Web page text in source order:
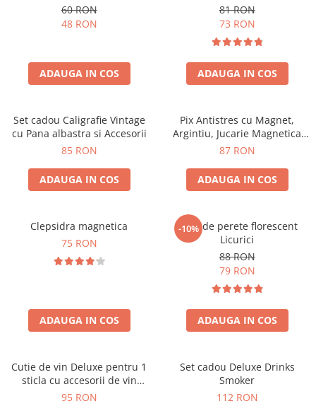
60 RON
48 RON
ADAUGA IN COS
81 RON
73 RON
ADAUGA IN COS
Set cadou Caligrafie Vintage
cu Pana albastra si Accesorii
85 RON
ADAUGA IN COS
Pix Antistres cu Magnet,
Argintiu, Jucarie Magnetica
pentru Birou
87 RON
ADAUGA IN COS
Clepsidra magnetica
75 RON
ADAUGA IN COS
-10%
Ceas de perete florescent
Licurici
88 RON
79 RON
ADAUGA IN COS
Cutie de vin Deluxe pentru 1
sticla cu accesorii de vin
incluse interior oranj
95 RON
Set cadou Deluxe Drinks
Smoker
112 RON